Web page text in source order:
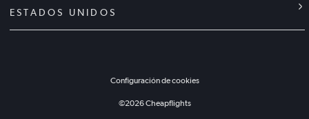
ESTADOS UNIDOS
Configuración de cookies
©2026Cheapflights